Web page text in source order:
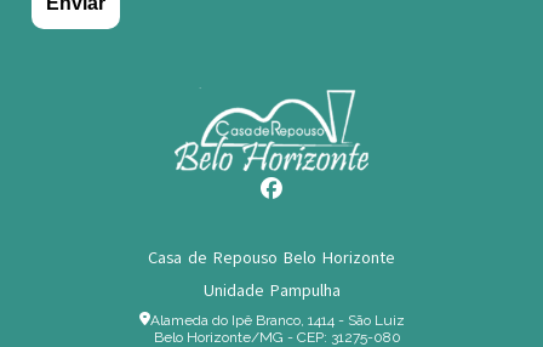
Casa de Repouso Belo Horizonte
Unidade Pampulha
Alameda do Ipê Branco, 1414 - São Luiz
Belo Horizonte/MG - CEP: 31275-080